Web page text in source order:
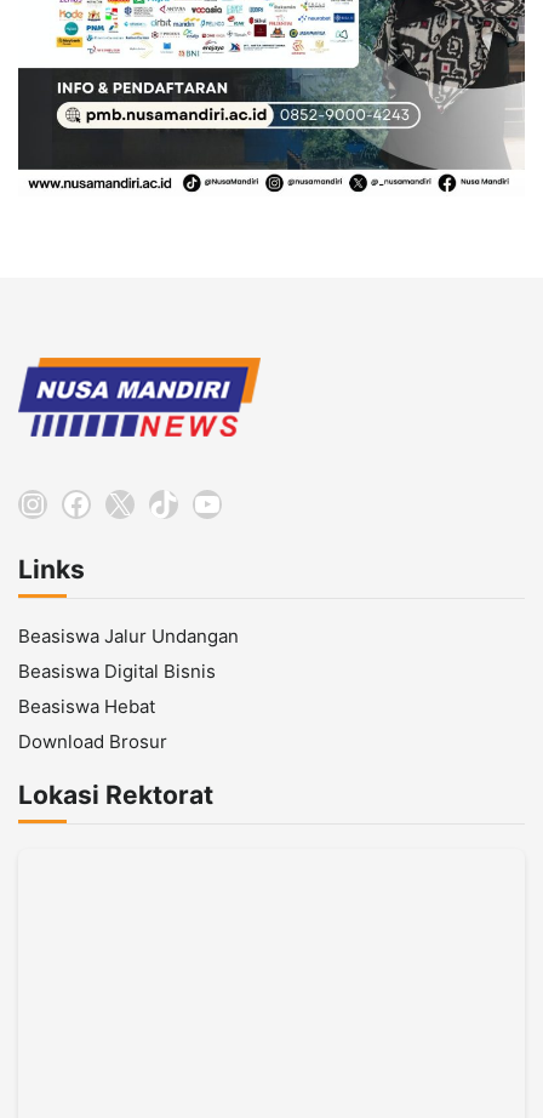
Instagram
Facebook
X TikTokYouTube
Links
Beasiswa Jalur Undangan
Beasiswa Digital Bisnis
Beasiswa Hebat
Download Brosur
Lokasi Rektorat